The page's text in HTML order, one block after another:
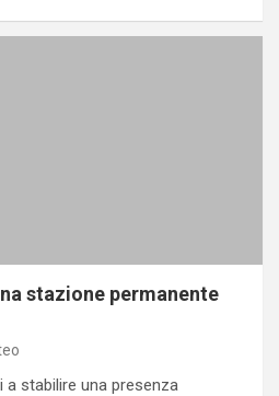
stazione permanente
a stabilire una presenza